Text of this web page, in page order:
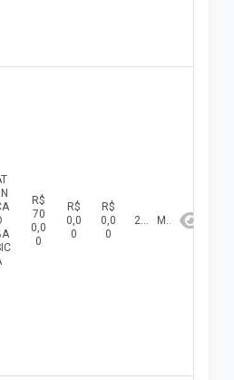
R$
70
0,0
0
R$
0,0
0
R$
0,0
0
2026 Maio